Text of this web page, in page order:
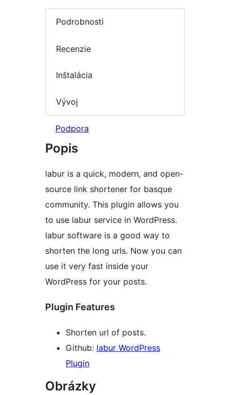
Podrobnosti
Recenzie
Inštalácia
Vývoj
Podpora
Popis
labur is a quick, modern, and open-
source link shortener for basque
community. This plugin allows you
to use labur service in WordPress.
labur software is a good way to
shorten the long urls. Now you can
use it very fast inside your
WordPress for your posts.
Plugin Features
Shorten url of posts.
Github: labur WordPress
Plugin
Obrázky